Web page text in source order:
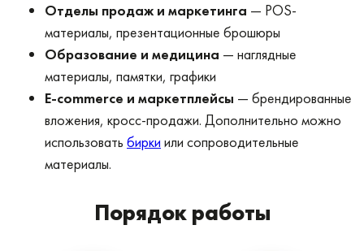
Отделы продаж и маркетинга — POS-
материалы, презентационные брошюры
Образование и медицина — наглядные
материалы, памятки, графики
E-commerce и маркетплейсы — брендированные
вложения, кросс-продажи. Дополнительно можно
использовать бирки или сопроводительные
материалы.
Порядок работы